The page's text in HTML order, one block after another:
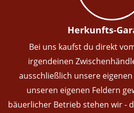
Herkunfts-
Bei uns kaufst du direkt
irgendeinen
ausschließlich unsere eigenen
unseren eigenen Feldern
bäuerlicher Betrieb stehen wir -